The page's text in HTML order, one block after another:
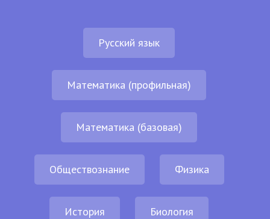
Русский язык
Математика (профильная)
Математика (базовая)
Обществознание Физика
История Биология